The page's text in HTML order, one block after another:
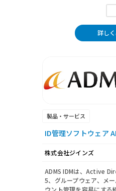
詳し
製品・サービス
ID管理ソフトウェア
株式会社ジインズ
ADMS IDMは、Active
5、グループウェア、メ
ウント管理を容易にす